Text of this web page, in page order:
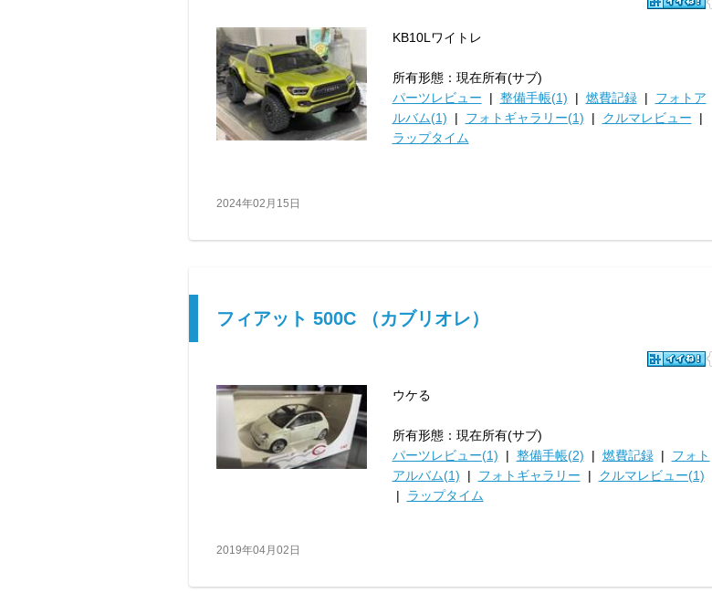
KB10Lワイトレ
所有形態：現在所有(サブ)
パーツレビュー | 整備手帳(1) | 燃費記録| フォトア
ルバム(1) | フォトギャラリー(1) | クルマレビュー |
ラップタイム
2024年02月15日
フィアット 500C （カブリオレ）
ウケる
所有形態：現在所有(サブ)
パーツレビュー(1) | 整備手帳(2) | 燃費記録| フォト
アルバム(1) | フォトギャラリー | クルマレビュー(1)
| ラップタイム
2019年04月02日